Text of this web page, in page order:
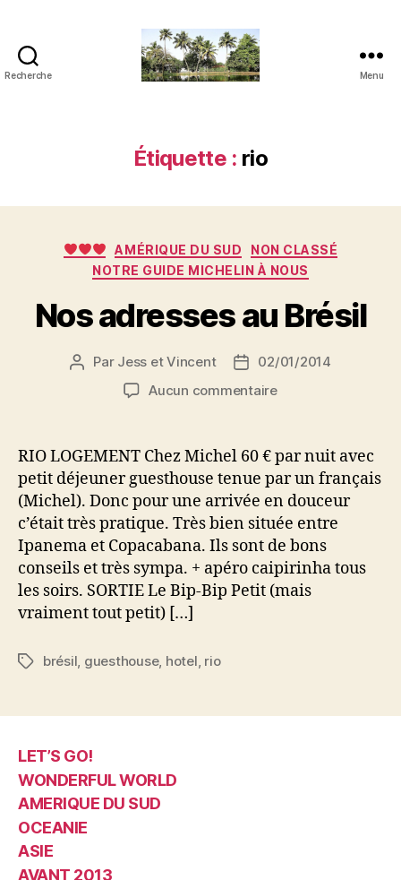
Recherche Menu
Étiquette : rio
Catégories
AMÉRIQUE DU SUD
NON CLASSÉ
NOTRE GUIDE MICHELIN À NOUS
Nos adresses au Brésil
Auteur
Par Jess et Vincent
Date
de
02/01/2014
Aucun commentairesur
au
Brésil
RIO LOGEMENT Chez Michel 60 € par nuit avec
petit déjeuner guesthouse tenue par un français
(Michel). Donc pour une arrivée en douceur
c’était très pratique. Très bien située entre
Ipanema et Copacabana. Ils sont de bons
conseils et très sympa. + apéro caipirinha tous
les soirs. SORTIE Le Bip-Bip Petit (mais
vraiment tout petit) […]
Étiquettes
brésil, guesthouse, hotel, rio
LET’S GO!
WONDERFUL WORLD
AMERIQUE DU SUD
OCEANIE
ASIE
AVANT 2013